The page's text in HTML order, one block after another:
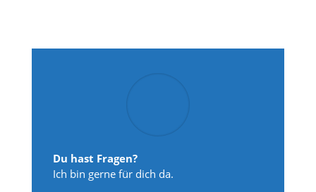
Du hast Fragen?
Ich bin gerne für dich da.